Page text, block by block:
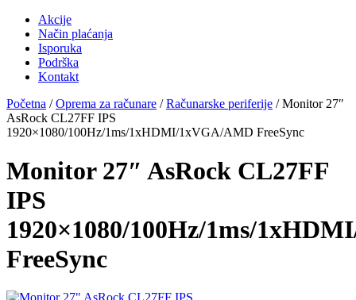
Akcije
Način plaćanja
Isporuka
Podrška
Kontakt
Početna /Oprema za računare /Računarske periferije / Monitor 27″
AsRock CL27FF IPS
1920×1080/100Hz/1ms/1xHDMI/1xVGA/AMD FreeSync
Monitor 27″ AsRock CL27FF
IPS
1920×1080/100Hz/1ms/
FreeSync